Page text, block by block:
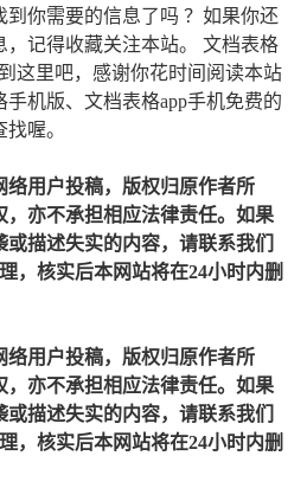
到你需要的信息了吗 ？如果你还
，记得收藏关注本站。 文档表格
这里吧，感谢你花时间阅读本站
机版、文档表格app手机免费的
喔。
络用户投稿，版权归原作者所
，亦不承担相应法律责任。如果
描述失实的内容，请联系我们
，核实后本网站将在24小时内删
络用户投稿，版权归原作者所
，亦不承担相应法律责任。如果
描述失实的内容，请联系我们
，核实后本网站将在24小时内删